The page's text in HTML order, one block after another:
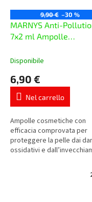
9,90 € –30 %
MARNYS Anti-
7x2 ml Ampolle
Disponibile
6,90 €
Nel carrello
Ampolle cosmetiche con
efficacia comprovata per
proteggere la pelle dai
ossidativi e
inquinamento ambientale,